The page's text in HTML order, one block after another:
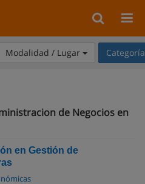
Modalidad / Lugar
de Negocios en
en Gestión de